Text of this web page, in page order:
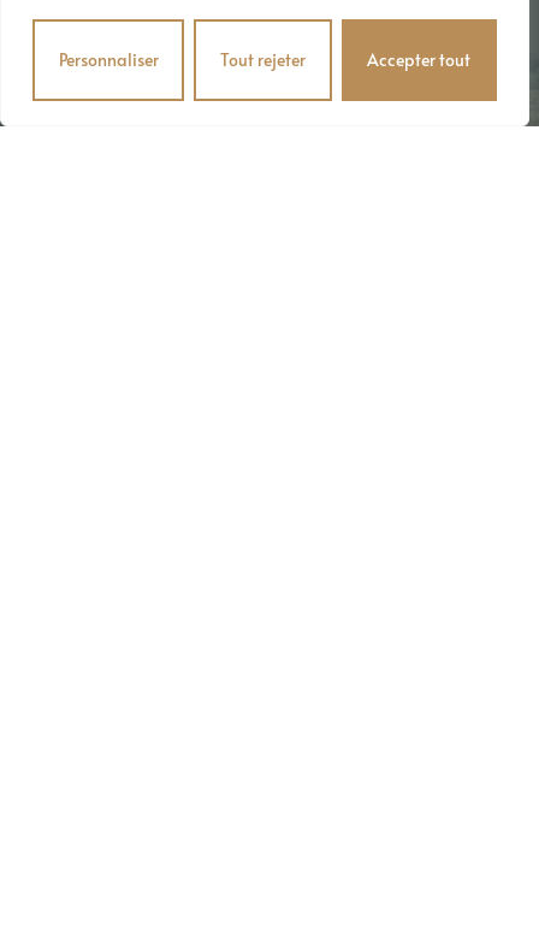
Personnaliser Tout rejeter Accepter tout